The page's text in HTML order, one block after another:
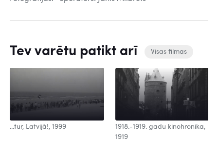
Tev varētu patikt arī Visas filmas
...tur, Latvijā!, 1999
1918.-1919. gadu kinohronika,
1919